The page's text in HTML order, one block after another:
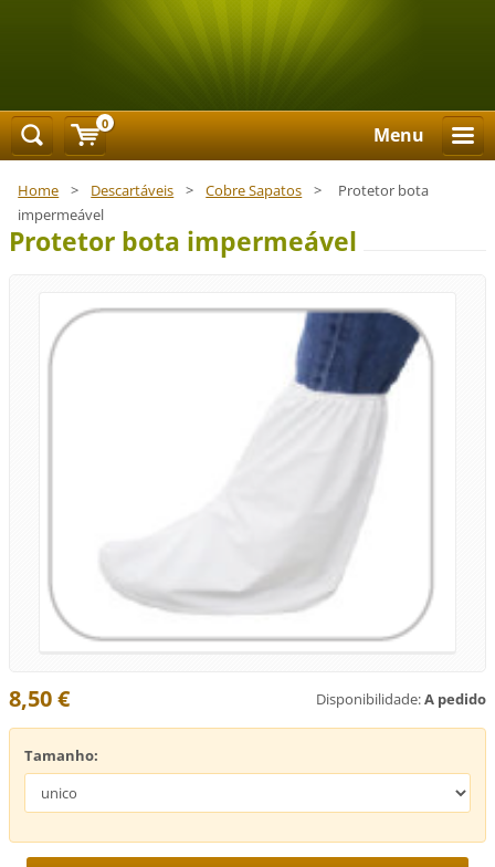
Menu
Home > Descartáveis > Cobre Sapatos >
Protetor bota
impermeável
Protetor bota impermeável
Disponibilidade:A pedido
8,50 €
Tamanho:
0